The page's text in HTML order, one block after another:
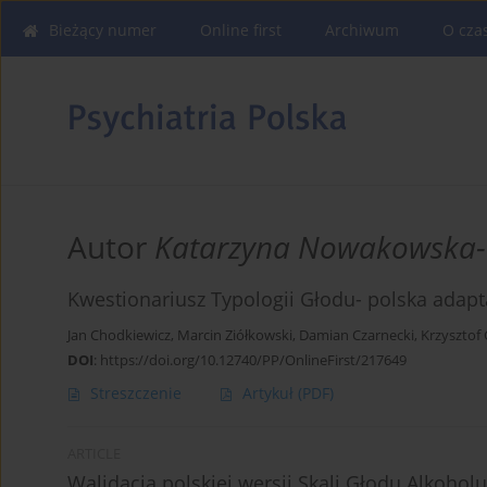
Bieżący numer Online first Archiwum O
Autor Katarzyna
Kwestionariusz Typologii Głodu- polska
Jan Chodkiewicz, Marcin Ziółkowski, Damian Czarnecki, Krzysztof
DOI: https://doi.org/10.12740/PP/OnlineFirst/217649
Streszczenie Artykuł (PDF)